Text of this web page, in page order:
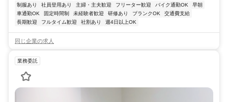
制服あり 社員登用あり 主婦・主夫歓迎 フリーター歓迎 バイク通勤OK
早朝
車通勤OK
固定時間制 未経験者歓迎 研修あり ブランクOK
交通費支給
長期歓迎
フルタイム歓迎 社割あり 週4日以上OK
同じ企業の求人
業務委託